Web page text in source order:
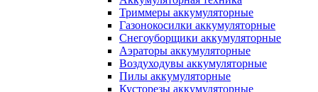
Триммеры аккумуляторные
Газонокосилки аккумуляторные
Снегоуборщики аккумуляторные
Аэраторы аккумуляторные
Воздуходувы аккумуляторные
Пилы аккумуляторные
Кусторезы аккумуляторные